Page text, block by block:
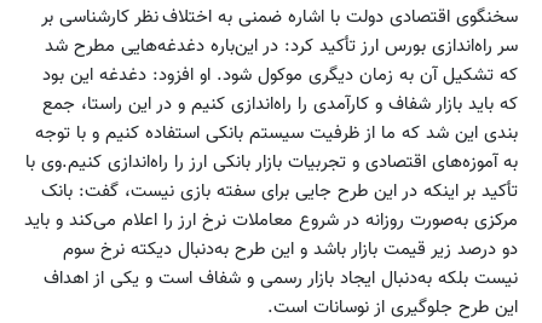
سخنگوی اقتصادی دولت با اشاره ضمنی به اختلاف نظر کارشناسی بر
سر راه‌اندازی بورس ارز تأکید کرد: در این‌باره دغدغه‌هایی مطرح شد
که تشکیل آن به زمان دیگری موکول شود. او افزود: دغدغه این بود
که باید بازار شفاف و کارآمدی را راه‌اندازی کنیم و در این راستا، جمع
بندی این شد که ما از ظرفیت سیستم بانکی استفاده کنیم و با توجه
به آموزه‌های اقتصادی و تجربیات بازار بانکی ارز را راه‌اندازی کنیم.وی با
تأکید بر اینکه در این طرح جایی برای سفته بازی نیست، گفت: بانک
مرکزی به‌صورت روزانه در شروع معاملات نرخ ارز را اعلام می‌کند و باید
دو درصد زیر قیمت بازار باشد و این طرح به‌دنبال دیکته نرخ سوم
نیست بلکه به‌دنبال ایجاد بازار رسمی و شفاف است و یکی از اهداف
این طرح جلوگیری از نوسانات است.